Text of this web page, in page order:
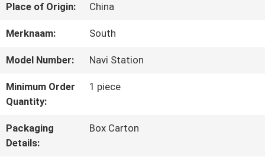
KWALITEITSCONTROLE
CONTACTEER
ONS
VERZOEK
Place of Origin: China
Merknaam: South
Model Number: Navi Station
Minimum Order
Quantity:
1 piece
Packaging
Details:
Box Carton